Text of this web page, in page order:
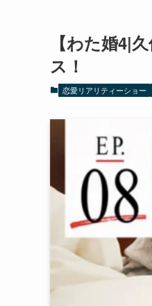
【わた婚4|
ス！
恋愛リアリティーショー